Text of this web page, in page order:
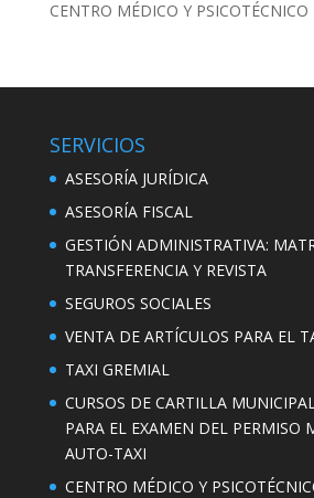
CENTRO MÉDICO Y PSICOTÉCNICO
SERVICIOS
ASESORÍA JURÍDICA
ASESORÍA FISCAL
GESTIÓN ADMINISTRATIVA:
TRANSFERENCIA Y REVISTA
SEGUROS SOCIALES
VENTA DE ARTÍCULOS PARA EL
TAXI GREMIAL
CURSOS DE CARTILLA
PARA EL EXAMEN DEL PERMISO
AUTO-TAXI
CENTRO MÉDICO Y